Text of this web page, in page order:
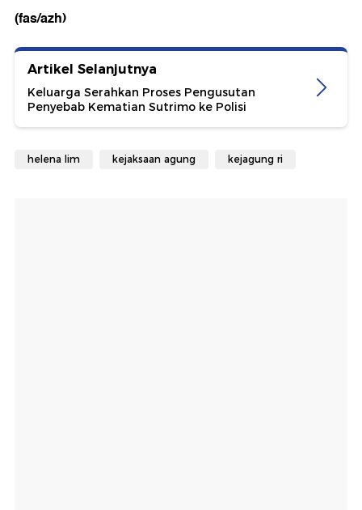
(fas/azh)
Artikel Selanjutnya
Keluarga Serahkan Proses Pengusutan
Penyebab Kematian Sutrimo ke Polisi
helena lim kejaksaan agung kejagung ri